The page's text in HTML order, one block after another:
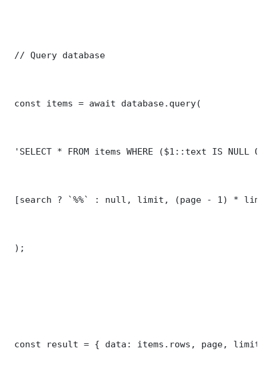
// Query database
const items = await database.query(
'SELECT * FROM items WHERE ($1::text IS NULL
[search ? `%%` : null, limit, (page - 1) *
);
const result = { data: items.rows, page,